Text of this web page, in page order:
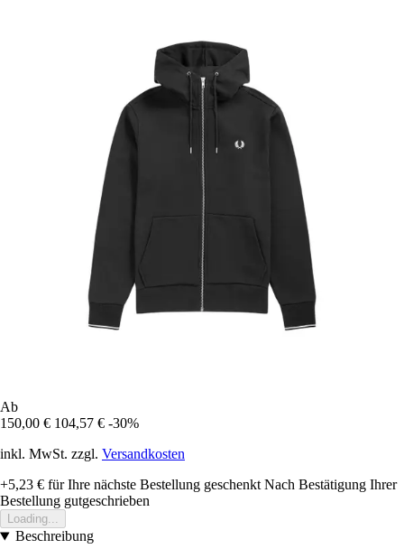
Ab
150,00 € 104,57 € -30%
inkl. MwSt. zzgl. Versandkosten
+5,23 € für Ihre nächste Bestellung geschenkt Nach Bestätigung Ihrer
Bestellung gutgeschrieben
Loading...
Beschreibung